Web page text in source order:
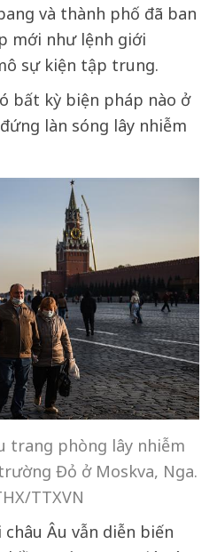
và thành phố đã ban
mới như lệnh giới
sự kiện tập trung.
bất kỳ biện pháp nào ở
làn sóng lây nhiễm
trang phòng lây nhiễm
Đỏ ở Moskva, Nga.
TTXVN
Âu vẫn diễn biến